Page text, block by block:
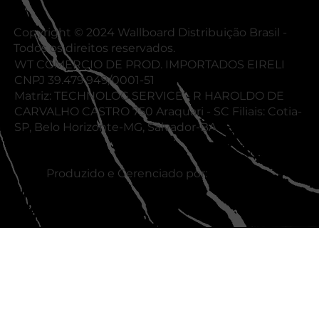
Produzido e Gerenciado por:
Copyright © 2024 Wallboard Distribuição Brasil -
Todos os direitos reservados.
WT COMERCIO DE PROD. IMPORTADOS EIRELI
CNPJ 39.479.949/0001-51
Matriz: TECHNOLOG SERVICE - R HAROLDO DE
CARVALHO CASTRO 750 Araquari - SC Filiais: Cotia-
SP, Belo Horizonte-MG, Salvador-BA